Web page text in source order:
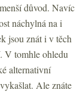
důvod. Navíc
náchylná na i
jsou znát i v těch
V tomhle ohledu
alternativní
Ale znáte